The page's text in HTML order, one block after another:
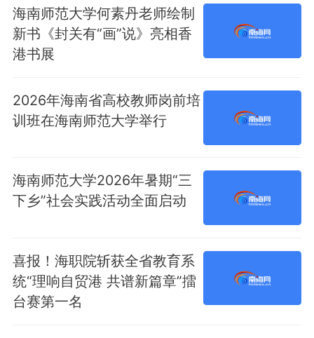
海南师范大学何素丹老师绘制
新书《封关有“画”说》亮相香
港书展
2026年海南省高校教师岗前培
训班在海南师范大学举行
海南师范大学2026年暑期“三
下乡”社会实践活动全面启动
喜报！海职院斩获全省教育系
统“理响自贸港 共谱新篇章”擂
台赛第一名